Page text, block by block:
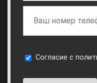
Cогласие с